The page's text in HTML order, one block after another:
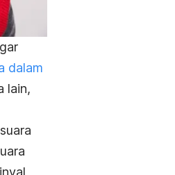
dalam
lain,